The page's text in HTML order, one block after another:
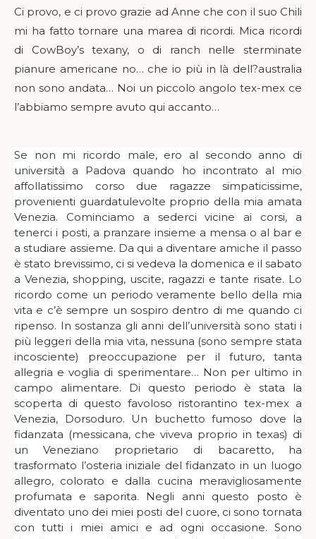
Ci provo, e ci provo grazie ad Anne che con il suo Chili
mi ha fatto tornare una marea di ricordi. Mica ricordi
di CowBoy’s texany, o di ranch nelle sterminate
pianure americane no… che io più in là dell?australia
non sono andata… Noi un piccolo angolo tex-mex ce
l’abbiamo sempre avuto qui accanto…
Se non mi ricordo male, ero al secondo anno di
università a Padova quando ho incontrato al mio
affollatissimo corso due ragazze simpaticissime,
provenienti guardatulevolte proprio della mia amata
Venezia. Cominciamo a sederci vicine ai corsi, a
tenerci i posti, a pranzare insieme a mensa o al bar e
a studiare assieme. Da qui a diventare amiche il passo
è stato brevissimo, ci si vedeva la domenica e il sabato
a Venezia, shopping, uscite, ragazzi e tante risate. Lo
ricordo come un periodo veramente bello della mia
vita e c’è sempre un sospiro dentro di me quando ci
ripenso. In sostanza gli anni dell’università sono stati i
più leggeri della mia vita, nessuna (sono sempre stata
incosciente) preoccupazione per il futuro, tanta
allegria e voglia di sperimentare… Non per ultimo in
campo alimentare. Di questo periodo è stata la
scoperta di questo favoloso ristorantino tex-mex a
Venezia, Dorsoduro. Un buchetto fumoso dove la
fidanzata (messicana, che viveva proprio in texas) di
un Veneziano proprietario di bacaretto, ha
trasformato l’osteria iniziale del fidanzato in un luogo
allegro, colorato e dalla cucina meravigliosamente
profumata e saporita. Negli anni questo posto è
diventato uno dei miei posti del cuore, ci sono tornata
con tutti i miei amici e ad ogni occasione. Sono